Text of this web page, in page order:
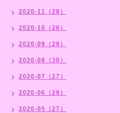
2020-11（28）
2020-10（26）
2020-09（29）
2020-08（30）
2020-07（27）
2020-06（29）
2020-05（27）